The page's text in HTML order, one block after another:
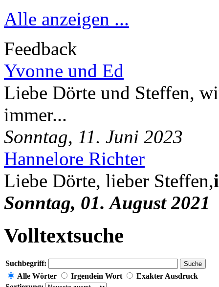
Alle anzeigen ...
Feedback
Yvonne und Ed
Liebe Dörte und Steffen,
immer...
Sonntag, 11. Juni 2023
Hannelore Richter
Liebe Dörte, lieber Steffen,
Sonntag, 01. August 2021
Volltextsuche
Suchbegriff: Suche
Alle Wörter Irgendein Wort
Exakter Ausdruck